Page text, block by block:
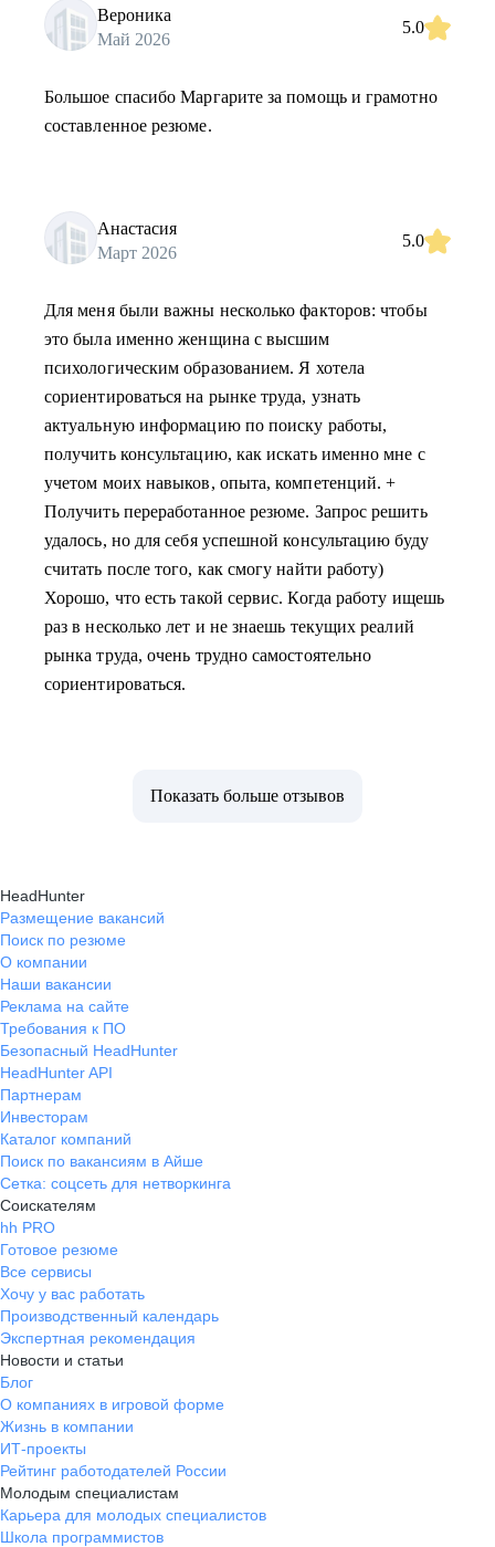
Вероника
Май 2026
5.0
Большое спасибо Маргарите за помощь и грамотно
составленное резюме.
Анастасия
Март 2026
5.0
Для меня были важны несколько факторов: чтобы
это была именно женщина с высшим
психологическим образованием. Я хотела
сориентироваться на рынке труда, узнать
актуальную информацию по поиску работы,
получить консультацию, как искать именно мне с
учетом моих навыков, опыта, компетенций. +
Получить переработанное резюме. Запрос решить
удалось, но для себя успешной консультацию буду
считать после того, как смогу найти работу)
Хорошо, что есть такой сервис. Когда работу ищешь
раз в несколько лет и не знаешь текущих реалий
рынка труда, очень трудно самостоятельно
сориентироваться.
Показать больше отзывов
HeadHunter
Размещение вакансий
Поиск по резюме
О компании
Наши вакансии
Реклама на сайте
Требования к ПО
Безопасный HeadHunter
HeadHunter API
Партнерам
Инвесторам
Каталог компаний
Поиск по вакансиям в Айше
Сетка: соцсеть для нетворкинга
Соискателям
hh PRO
Готовое резюме
Все сервисы
Хочу у вас работать
Производственный календарь
Экспертная рекомендация
Новости и статьи
Блог
О компаниях в игровой форме
Жизнь в компании
ИТ-проекты
Рейтинг работодателей России
Молодым специалистам
Карьера для молодых специалистов
Школа программистов